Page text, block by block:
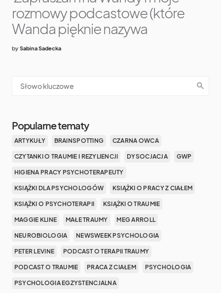
rozmowy podcastowe (które
Wanda pięknie nazywa
by Sabina Sadecka
Popularne tematy
ARTYKUŁY BRAINSPOTTING CZARNA OWCA
CZYTANKI O TRAUMIE I REZYLIENCJI DYSOCJACJA GWP
HIGIENA PRACY PSYCHOTERAPEUTY
KSIĄŻKI DLA PSYCHOLOGÓW KSIĄŻKI O PRACY Z CIAŁEM
KSIĄŻKI O PSYCHOTERAPII KSIĄŻKI O TRAUMIE
MAGGIE KLINE MAŁE TRAUMY MEG ARROLL
NEUROBIOLOGIA NEWSWEEK PSYCHOLOGIA
PETER LEVINE PODCAST O TERAPII TRAUMY
PODCAST O TRAUMIE PRACA Z CIAŁEM PSYCHOLOGIA
PSYCHOLOGIA EGZYSTENCJALNA